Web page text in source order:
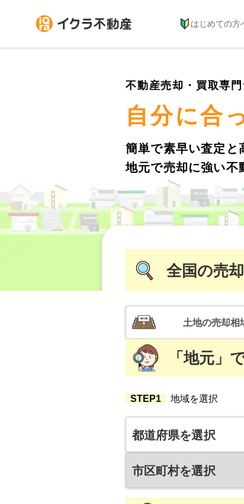
はじめての方
不動産売却・買取専
自分に合
簡単で素早い査定と
地元で売却に強い不
全国の売
土地の売却相
「地元」
STEP1 地域を選択
都道府県を選択
市区町村を選択